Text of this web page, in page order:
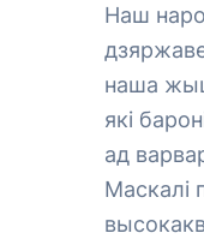
Наш
наша
які
ад
Маскалі